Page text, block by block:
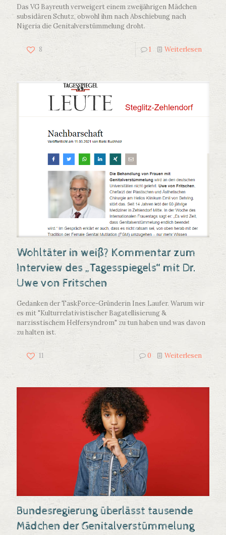
Das VG Bayreuth verweigert einem zweijährigen Mädchen
subsidären Schutz, obwohl ihm nach Abschiebung nach
Nigeria die Genitalverstümmelung droht.
8 1 Weiterlesen
Wohltäter in weiß? Kommentar zum
Interview des „Tagesspiegels“ mit Dr.
Uwe von Fritschen
Gedanken der TaskForce-Gründerin Ines Laufer. Warum wir
es mit "Kulturrelativistischer Bagatellisierung &
narzisstischem Helfersyndrom" zu tun haben und was davon
zu halten ist.
11 0 Weiterlesen
Bundesregierung überlässt tausende
Mädchen der Genitalverstümmelung